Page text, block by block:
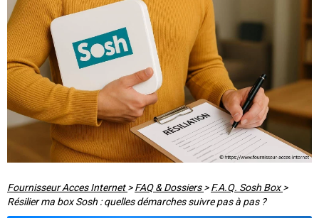
Fournisseur Acces Internet >FAQ & Dossiers >F.A.Q. Sosh Box >
Résilier ma box Sosh : quelles démarches suivre pas à pas ?